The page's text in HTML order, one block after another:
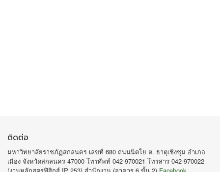
ติดต่อ
มหาวิทยาลัยราชภัฏสกลนคร เลขที่ 680 ถนนนิตโย ต. ธาตุเชิงชุม อำเภอ
เมือง จังหวัดสกลนคร 47000 โทรศัพท์ 042-970021 โทรสาร 042-970022